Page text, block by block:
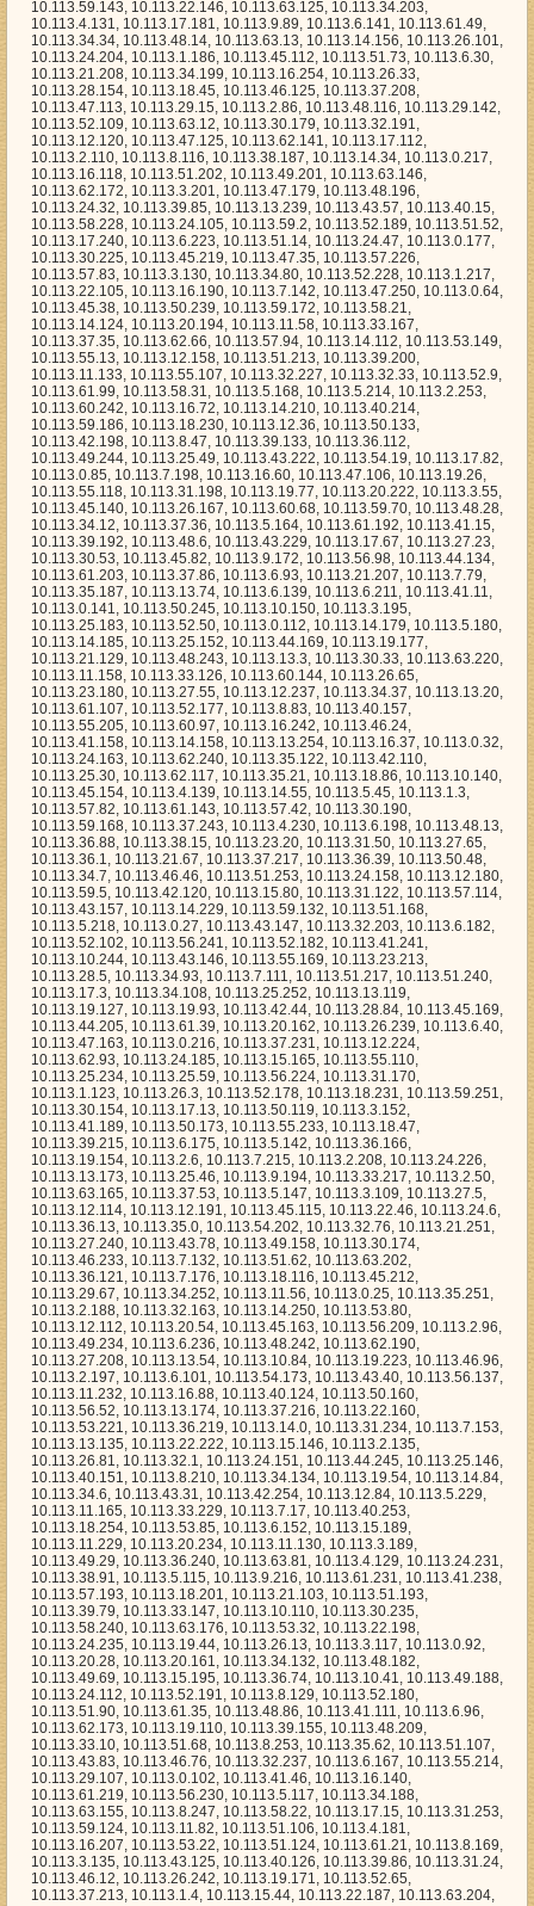
50, 10.113.0.64, 10.113.45.38, 10.113.50.239, 10.113.59.172, 10.113.58.21, 10.113.14.124, 10.113.20.194, 10.113.11.58, 10.113.33.167, 10.113.37.35, 10.113.62.66, 10.113.57.94, 10.113.14.112, 10.113.53.149, 10.113.55.13, 10.113.12.158, 10.113.51.213, 10.113.39.200, 10.113.11.133, 10.113.55.107, 10.113.32.227, 10.113.32.33, 10.113.52.9, 10.113.61.99, 10.113.58.31, 10.113.5.168, 10.113.5.214, 10.113.2.253, 10.113.60.242, 10.113.16.72, 10.113.14.210, 10.113.40.214, 10.113.59.186, 10.113.18.230, 10.113.12.36, 10.113.50.133, 10.113.42.198, 10.113.8.47, 10.113.39.133, 10.113.36.112, 10.113.49.244, 10.113.25.49, 10.113.43.222, 10.113.54.19, 10.113.17.82, 10.113.0.85, 10.113.7.198, 10.113.16.60, 10.113.47.106, 10.113.19.26, 10.113.55.118, 10.113.31.198, 10.113.19.77, 10.113.20.222, 10.113.3.55, 10.113.45.140, 10.113.26.167, 10.113.60.68, 10.113.59.70, 10.113.48.28, 10.113.34.12, 10.113.37.36, 10.113.5.164, 10.113.61.192, 10.113.41.15, 10.113.39.192, 10.113.48.6, 10.113.43.229, 10.113.17.67, 10.113.27.23, 10.113.30.53, 10.113.45.82, 10.113.9.172, 10.113.56.98, 10.113.44.134, 10.113.61.203, 10.113.37.86, 10.113.6.93, 10.113.21.207, 10.113.7.79, 10.113.35.187, 10.113.13.74, 10.113.6.139, 10.113.6.211, 10.113.41.11, 10.113.0.141, 10.113.50.245, 10.113.10.150, 10.113.3.195, 10.113.25.183, 10.113.52.50, 10.113.0.112, 10.113.14.179, 10.113.5.180, 10.113.14.185, 10.113.25.152, 10.113.44.169, 10.113.19.177, 10.113.21.129, 10.113.48.243, 10.113.13.3, 10.113.30.33, 10.113.63.220, 10.113.11.158, 10.113.33.126, 10.113.60.144, 10.113.26.65, 10.113.23.180, 10.113.27.55, 10.113.12.237, 10.113.34.37, 10.113.13.20, 10.113.61.107, 10.113.52.177, 10.113.8.83, 10.113.40.157, 10.113.55.205, 10.113.60.97, 10.113.16.242, 10.113.46.24, 10.113.41.158, 10.113.14.158, 10.113.13.254, 10.113.16.37, 10.113.0.32, 10.113.24.163, 10.113.62.240, 10.113.35.122, 10.113.42.110, 10.113.25.30, 10.113.62.117, 10.113.35.21, 10.113.18.86, 10.113.10.140, 10.113.45.154, 10.113.4.139, 10.113.14.55, 10.113.5.45, 10.113.1.3, 10.113.57.82, 10.113.61.143, 10.113.57.42, 10.113.30.190, 10.113.59.168, 10.113.37.243, 10.113.4.230, 10.113.6.198, 10.113.48.13, 10.113.36.88, 10.113.38.15, 10.113.23.20, 10.113.31.50, 10.113.27.65, 10.113.36.1, 10.113.21.67, 10.113.37.217, 10.113.36.39, 10.113.50.48, 10.113.34.7, 10.113.46.46, 10.113.51.253, 10.113.24.158, 10.113.12.180, 10.113.59.5, 10.113.42.120, 10.113.15.80, 10.113.31.122, 10.113.57.114, 10.113.43.157, 10.113.14.229, 10.113.59.132, 10.113.51.168, 10.113.5.218, 10.113.0.27, 10.113.43.147, 10.113.32.203, 10.113.6.182, 10.113.52.102, 10.113.56.241, 10.113.52.182, 10.113.41.241, 10.113.10.244, 10.113.43.146, 10.113.55.169, 10.113.23.213, 10.113.28.5, 10.113.34.93, 10.113.7.111, 10.113.51.217, 10.113.51.240, 10.113.17.3, 10.113.34.108, 10.113.25.252, 10.113.13.119, 10.113.19.127, 10.113.19.93, 10.113.42.44, 10.113.28.84, 10.113.45.169, 10.113.44.205, 10.113.61.39, 10.113.20.162, 10.113.26.239, 10.113.6.40, 10.113.47.163, 10.113.0.216, 10.113.37.231, 10.113.12.224, 10.113.62.93, 10.113.24.185, 10.113.15.165, 10.113.55.110, 10.113.25.234, 10.113.25.59, 10.113.56.224, 10.113.31.170, 10.113.1.123, 10.113.26.3, 10.113.52.178, 10.113.18.231, 10.113.59.251, 10.113.30.154, 10.113.17.13, 10.113.50.119, 10.113.3.152, 10.113.41.189, 10.113.50.173, 10.113.55.233, 10.113.18.47, 10.113.39.215, 10.113.6.175, 10.113.5.142, 10.113.36.166, 10.113.19.154, 10.113.2.6, 10.113.7.215, 10.113.2.208, 10.113.24.226, 10.113.13.173, 10.113.25.46, 10.113.9.194, 10.113.33.217, 10.113.2.50, 10.113.63.165, 10.113.37.53, 10.113.5.147, 10.113.3.109, 10.113.27.5, 10.113.12.114, 10.113.12.191, 10.113.45.115, 10.113.22.46, 10.113.24.6, 10.113.36.13, 10.113.35.0, 10.113.54.202, 10.113.32.76, 10.113.21.251, 10.113.27.240, 10.113.43.78, 10.113.49.158, 10.113.30.174, 10.113.46.233, 10.113.7.132, 10.113.51.62, 10.113.63.202, 10.113.36.121, 10.113.7.176, 10.113.18.116, 10.113.45.212, 10.113.29.67, 10.113.34.252, 10.113.11.56, 10.113.0.25, 10.113.35.251, 10.113.2.188, 10.113.32.163, 10.113.14.250, 10.113.53.80, 10.113.12.112, 10.113.20.54, 10.113.45.163, 10.113.56.209, 10.113.2.96, 10.113.49.234, 10.113.6.236, 10.113.48.242, 10.113.62.190, 10.113.27.208, 10.113.13.54, 10.113.10.84, 10.113.19.223, 10.113.46.96, 10.113.2.197, 10.113.6.101, 10.113.54.173, 10.113.43.40, 10.113.56.137, 10.113.11.232, 10.113.16.88, 10.113.40.124, 10.113.50.160, 10.113.56.52, 10.113.13.174, 10.113.37.216, 10.113.22.160, 10.113.53.221, 10.113.36.219, 10.113.14.0, 10.113.31.234, 10.113.7.153, 10.113.13.135, 10.113.22.222, 10.113.15.146, 10.113.2.135, 10.113.26.81, 10.113.32.1, 10.113.24.151, 10.113.44.245, 10.113.25.146, 10.113.40.151, 10.113.8.210, 10.113.34.134, 10.113.19.54, 10.113.14.84, 10.113.34.6, 10.113.43.31, 10.113.42.254, 10.113.12.84, 10.113.5.229, 10.113.11.165, 10.113.33.229, 10.113.7.17, 10.113.40.253, 10.113.18.254, 10.113.53.85, 10.113.6.152, 10.113.15.189, 10.113.11.229, 10.113.20.234, 10.113.11.130, 10.113.3.189, 10.113.49.29, 10.113.36.240, 10.113.63.81, 10.113.4.129, 10.113.24.231, 10.113.38.91, 10.113.5.115, 10.113.9.216, 10.113.61.231, 10.113.41.238, 10.113.57.193, 10.113.18.201, 10.113.21.103, 10.113.51.193, 10.113.39.79, 10.113.33.147, 10.113.10.110, 10.113.30.235, 10.113.58.240, 10.113.63.176, 10.113.53.32, 10.113.22.198, 10.113.24.235, 10.113.19.44, 10.113.26.13, 10.113.3.117, 10.113.0.92, 10.113.20.28, 10.113.20.161, 10.113.34.132, 10.113.48.182, 10.113.49.69, 10.113.15.195, 10.113.36.74, 10.113.10.41, 10.113.49.188, 10.113.24.112, 10.113.52.191, 10.113.8.129, 10.113.52.180, 10.113.51.90, 10.113.61.35, 10.113.48.86, 10.113.41.111, 10.113.6.96, 10.113.62.173, 10.113.19.110, 10.113.39.155, 10.113.48.209, 10.113.33.10, 10.113.51.68, 10.113.8.253, 10.113.35.62, 10.113.51.107, 10.113.43.83, 10.113.46.76, 10.113.32.237, 10.113.6.167, 10.113.55.214, 10.113.29.107, 10.113.0.102, 10.113.41.46, 10.113.16.140, 10.113.61.219, 10.113.56.230, 10.113.5.117, 10.113.34.188, 10.113.63.155, 10.113.8.247, 10.113.58.22, 10.113.17.15, 10.113.31.253, 10.113.59.124, 10.113.11.82, 10.113.51.106, 10.113.4.181, 10.113.16.207, 10.113.53.22, 10.113.51.124, 10.113.61.21, 10.113.8.169, 10.113.3.135, 10.113.43.125, 10.113.40.126, 10.113.39.86, 10.113.31.24, 10.113.46.12, 10.113.26.242, 10.113.19.171, 10.113.52.65, 10.113.37.213, 10.113.1.4, 10.113.15.44, 10.113.22.187, 10.113.63.204, 10.113.2.16, 10.113.30.47, 10.113.49.117, 10.113.4.238, 10.113.10.174, 10.113.60.39, 10.113.25.75, 10.113.32.55, 10.113.7.161, 10.113.0.124, 10.113.52.18, 10.113.41.29, 10.113.32.101, 10.113.50.157, 10.113.23.94, 10.113.40.244, 10.113.23.22, 10.113.46.83, 10.113.60.23, 10.113.37.111, 10.113.4.147, 10.113.27.203, 10.113.55.65, 10.113.17.159, 10.113.59.202, 10.113.5.254, 10.113.61.125, 10.113.37.10, 10.113.37.187, 10.113.23.154, 10.113.53.106, 10.113.19.190, 10.113.19.248, 10.113.37.177, 10.113.18.226, 10.113.19.155, 10.113.46.209, 10.113.17.135, 10.113.10.163, 10.113.25.163, 10.113.52.197, 10.113.50.0, 10.113.16.133, 10.113.16.159, 10.113.57.107, 10.113.30.49, 10.113.30.183, 10.113.24.19, 10.113.14.36, 10.113.51.121, 10.113.24.107, 10.113.12.177, 10.113.15.169, 10.113.23.223, 10.113.63.136, 10.113.43.59, 10.113.24.88, 10.113.28.165, 10.113.44.230, 10.113.27.19, 10.113.8.54, 10.113.22.7, 10.113.59.94, 10.113.40.5, 10.113.38.59, 10.113.15.122, 10.113.36.135, 10.113.26.252, 10.113.20.145, 10.113.5.67, 10.113.9.80, 10.113.1.88, 10.113.24.196, 10.113.18.14, 10.113.9.40, 10.113.34.90, 10.113.57.55, 10.113.52.83, 10.113.27.39, 10.113.18.68, 10.113.37.89, 10.113.14.144, 10.113.30.94, 10.113.25.7, 10.113.39.193, 10.113.38.241, 10.113.11.172, 10.113.39.243, 10.113.55.41, 10.113.22.232, 10.113.36.172, 10.113.56.246, 10.113.28.160, 10.113.32.254, 10.113.55.137, 10.113.43.27, 10.113.61.202, 10.113.8.200, 10.113.6.24, 10.113.25.191, 10.113.26.214, 10.113.27.6, 10.113.33.225, 10.113.30.97, 10.113.16.89, 10.113.9.191, 10.113.57.44, 10.113.0.57, 10.113.51.130, 10.113.39.171, 10.113.34.123, 10.113.17.129, 10.113.14.207, 10.113.20.196, 10.113.41.240, 10.113.60.248, 10.113.58.107, 10.113.13.18, 10.113.49.70, 10.113.15.215, 10.113.29.177, 10.113.14.216, 10.113.8.56, 10.113.57.245, 10.113.19.202, 10.113.31.227, 10.113.9.177, 10.113.24.87, 10.113.45.51, 10.113.10.154, 10.113.27.205, 10.113.47.70, 10.113.45.19, 10.113.9.116, 10.113.2.26, 10.113.45.149, 10.113.13.84, 10.113.25.153, 10.113.33.207, 10.113.3.19, 10.113.5.230, 10.113.35.165, 10.113.1.7, 10.113.40.191, 10.113.17.4, 10.113.61.46, 10.113.6.224, 10.113.9.37, 10.113.50.101, 10.113.60.160, 10.113.10.239, 10.113.61.236, 10.113.45.76, 10.113.29.214, 10.113.34.226, 10.113.22.2, 10.113.14.22, 10.113.8.228, 10.113.48.241, 10.113.0.239, 10.113.43.209, 10.113.31.229, 10.113.24.243, 10.113.62.13, 10.113.16.104, 10.113.2.82, 10.113.43.135, 10.113.59.27, 10.113.4.8, 10.113.25.168, 10.113.37.69, 10.113.20.219, 10.113.3.182, 10.113.47.178, 10.113.45.15, 10.113.45.35, 10.113.10.193, 10.113.57.54, 10.113.10.87, 10.113.31.195, 10.113.62.37, 10.113.51.67, 10.113.39.2, 10.113.22.17, 10.113.9.152, 10.113.3.180, 10.113.1.245, 10.113.6.56, 10.113.28.67, 10.113.26.241, 10.113.26.37, 10.113.16.57, 10.113.22.20, 10.113.6.129, 10.113.35.3, 10.113.44.178, 10.113.14.119, 10.113.43.14, 10.113.20.105, 10.113.38.22, 10.113.15.101, 10.113.19.117, 10.113.60.191, 10.113.7.190, 10.113.10.61, 10.113.60.19, 10.113.50.109, 10.113.11.93, 10.113.40.22, 10.113.53.141, 10.113.57.140, 10.113.19.166, 10.113.63.224, 10.113.35.204, 10.113.56.236, 10.113.50.45, 10.113.0.199, 10.113.35.102, 10.113.11.241, 10.113.59.177, 10.113.51.219, 10.113.28.153, 10.113.16.253, 10.113.6.15, 10.113.44.37, 10.113.57.41, 10.113.45.33, 10.113.14.176, 10.113.3.137, 10.113.52.192, 10.113.51.4, 10.113.4.51, 10.113.20.213, 10.113.9.207, 10.113.40.153, 10.113.53.246, 10.113.20.94, 10.113.49.127, 10.113.9.219, 10.113.4.44, 10.113.32.167, 10.113.45.137, 10.113.53.178, 10.113.46.238, 10.113.7.173, 10.113.16.137, 10.113.48.166, 10.113.41.153, 10.113.36.44, 10.113.33.252, 10.113.16.40, 10.113.49.89, 10.113.59.128, 10.113.52.41, 10.113.21.186, 10.113.30.246, 10.